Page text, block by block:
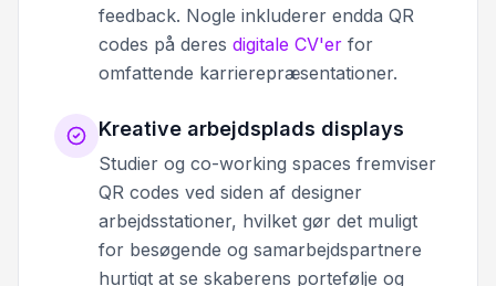
feedback. Nogle inkluderer endda QR
codes på deres digitale CV'er for
omfattende karrierepræsentationer.
Kreative arbejdsplads displays
Studier og co-working spaces fremviser
QR codes ved siden af designer
arbejdsstationer, hvilket gør det muligt
for besøgende og samarbejdspartnere
hurtigt at se skaberens portefølje og